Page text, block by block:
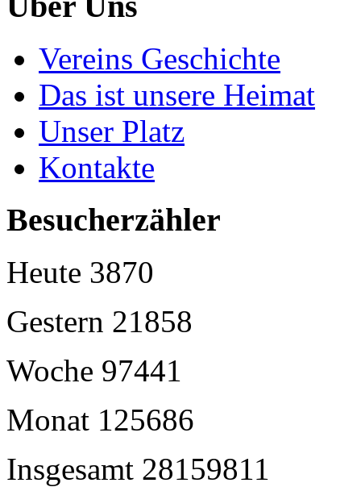
Vereins Geschichte
Das ist unsere Heimat
Unser Platz
Kontakte
Besucherzähler
Heute 3870
Gestern 21858
Woche 97441
Monat 125686
Insgesamt 28159811